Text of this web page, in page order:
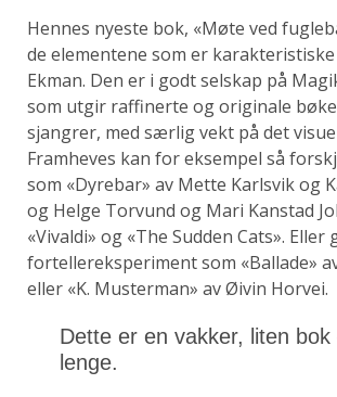
Hennes nyeste bok, «Møte ved
de elementene som er
Ekman. Den er i godt selskap på
som utgir raffinerte og originale
sjangrer, med særlig vekt på det
Framheves kan for eksempel så
som «Dyrebar» av Mette Karlsvik og
og Helge Torvund og Mari Kanstad
«Vivaldi» og «The Sudden Cats». Eller
fortellereksperiment som «Ballade»
eller «K. Musterman» av Øivin Horvei.
Dette er en vakker, liten
lenge.